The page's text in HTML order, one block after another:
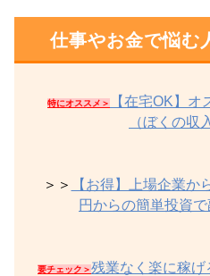
仕事やお金で悩む
特にオススメ＞
【在宅OK】
（ぼくの収
＞＞
【お得】上場企業か
円からの簡単投資
要チェック＞残業なく楽に稼げ